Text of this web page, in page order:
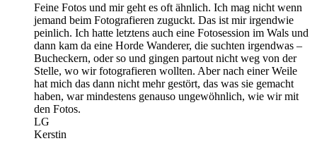
Feine Fotos und mir geht es oft ähnlich. Ich mag nicht wenn
jemand beim Fotografieren zuguckt. Das ist mir irgendwie
peinlich. Ich hatte letztens auch eine Fotosession im Wals und
dann kam da eine Horde Wanderer, die suchten irgendwas –
Bucheckern, oder so und gingen partout nicht weg von der
Stelle, wo wir fotografieren wollten. Aber nach einer Weile
hat mich das dann nicht mehr gestört, das was sie gemacht
haben, war mindestens genauso ungewöhnlich, wie wir mit
den Fotos.
LG
Kerstin